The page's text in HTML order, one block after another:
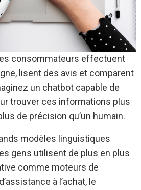
consommateurs effectuent
lisent des avis et comparent
un chatbot capable de
trouver ces informations plus
de précision qu’un humain.
modèles linguistiques
gens utilisent de plus en plus
comme moteurs de
à l’achat, le